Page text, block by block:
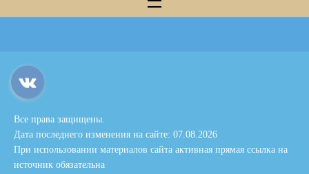
Все права защищены.
Дата последнего изменения на сайте: 07.08.2026
При использовании материалов сайта активная прямая ссылка на
источник обязательна